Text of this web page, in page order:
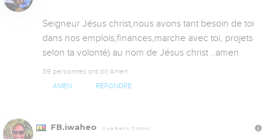
Seigneur Jésus christ,nous avons tant besoin de toi
dans nos emplois,finances,marche avec toi, projets
selon ta volonté) au nom de Jésus christ ..amen
39 personnes ont dit Amen
AMEN RÉPONDRE
FB.iwaheo Il y a 8 ans, 11 mois